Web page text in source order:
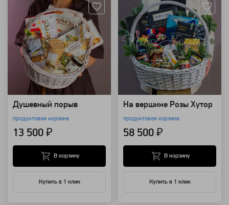
Душевный порыв
продуктовая корзина
13 500 ₽
Купить в 1 клик
В корзину
На вершине Розы Хутор
продуктовая корзина
58 500 ₽
Купить в 1 клик
В корзину